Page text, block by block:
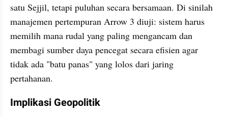
satu Sejjil, tetapi puluhan secara bersamaan. Di sinilah
manajemen pertempuran Arrow 3 diuji: sistem harus
memilih mana rudal yang paling mengancam dan
membagi sumber daya pencegat secara efisien agar
tidak ada "batu panas" yang lolos dari jaring
pertahanan.
Implikasi Geopolitik